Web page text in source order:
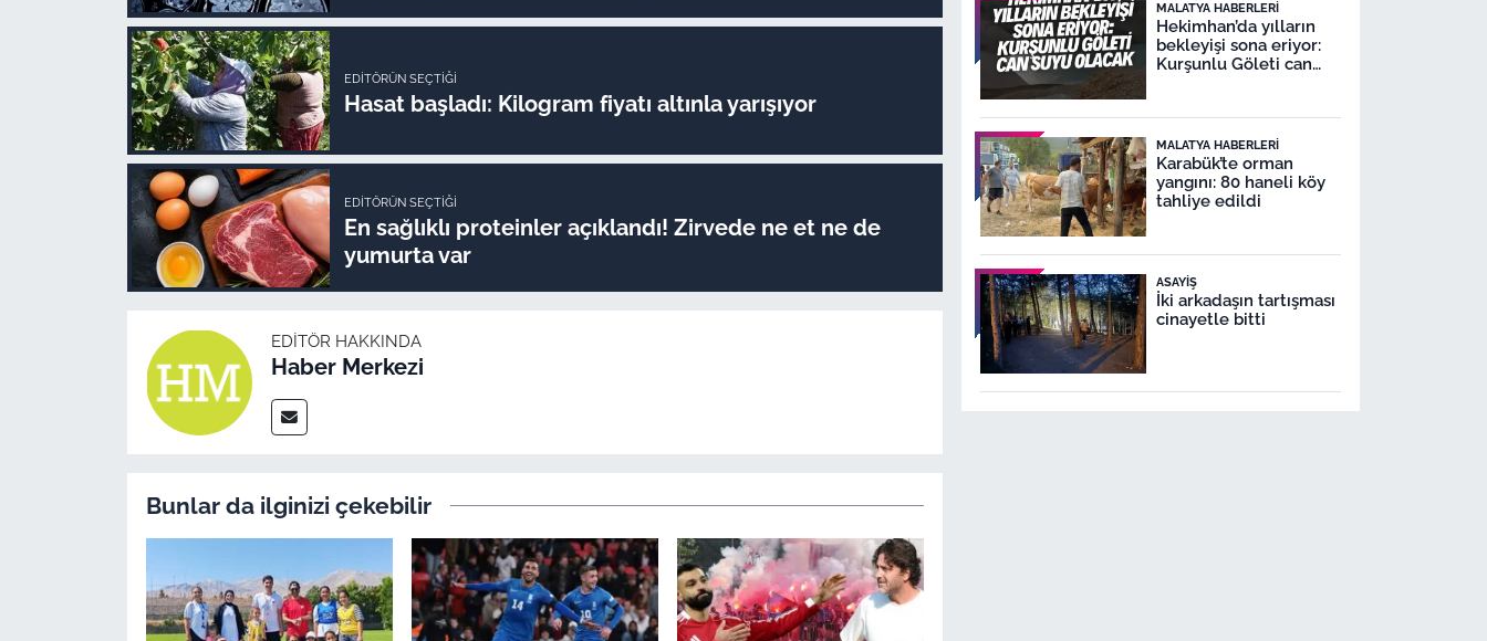
EDITÖRÜN SEÇTIĞI
Hasat başladı: Kilogram fiyatı altınla yarışıyor
EDITÖRÜN SEÇTIĞI
En sağlıklı proteinler açıklandı! Zirvede ne et ne de
yumurta var
EDITÖR HAKKINDA
Haber Merkezi
Bunlar da ilginizi çekebilir
MALATYA HABERLERI
Hekimhan’da yılların
bekleyişi sona eriyor:
Kurşunlu Göleti can
MALATYA HABERLERI
Karabük’te orman
yangını: 80 haneli köy
tahliye edildi
ASAYIŞ
İki arkadaşın tartışması
cinayetle bitti